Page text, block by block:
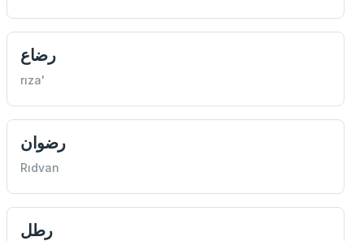
رضاع
rıza'
رضوان
Rıdvan
رطل